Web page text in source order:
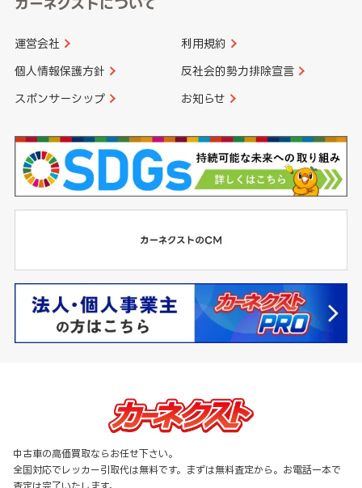
運営会社 利用規約
個人情報保護方針 反社会的勢力排除宣言
スポンサーシップ お知らせ
中古車の高価買取ならお任せ下さい。
全国対応でレッカー引取代は無料です。まずは無料査定から。お電話一本で
査定は完了いたします。